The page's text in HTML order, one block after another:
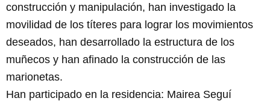
construcción y manipulación, han investigado la
movilidad de los títeres para lograr los movimientos
deseados, han desarrollado la estructura de los
muñecos y han afinado la construcción de las
marionetas.
Han participado en la residencia: Mairea Seguí